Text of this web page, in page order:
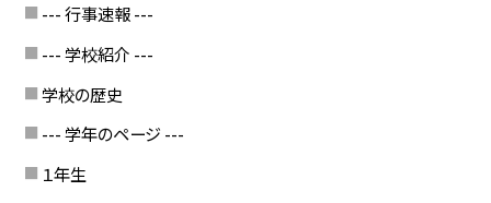
--- 行事速報 ---
--- 学校紹介 ---
学校の歴史
--- 学年のページ ---
１年生